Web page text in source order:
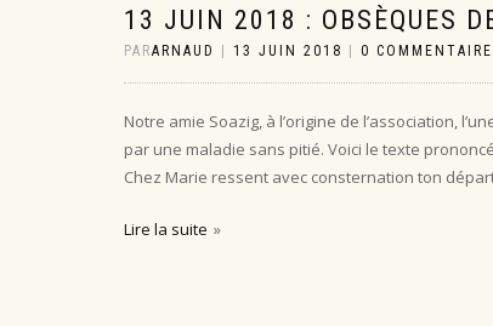
13 JUIN 2018 : OBSÈQUES
PARARNAUD 13 JUIN 2018 0
Notre amie Soazig, à l’origine de l’association,
par une maladie sans pitié. Voici le texte
Chez Marie ressent avec consternation ton
Lire la suite